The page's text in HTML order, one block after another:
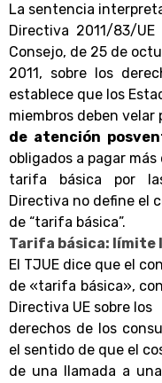
La sentencia
Directiva 2011/83/
Consejo, de 25 de
2011, sobre los
establece que los
miembros deben velar
de atención
obligados a pagar más
tarifa básica por
Directiva no define el
de “tarifa básica”.
Tarifa básica: límite
El TJUE dice que el
de «tarifa básica»,
Directiva UE sobre los
derechos de los
el sentido de que el
de una llamada a